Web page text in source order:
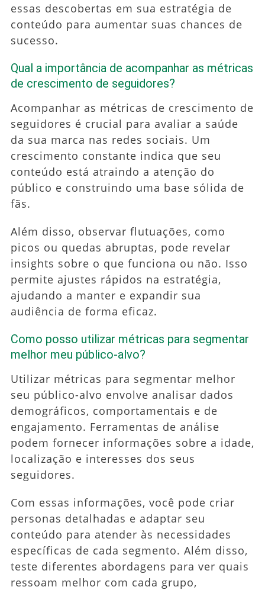
essas descobertas em sua estratégia de
conteúdo para aumentar suas chances de
sucesso.
Qual a importância de acompanhar as métricas
de crescimento de seguidores?
Acompanhar as métricas de crescimento de
seguidores é crucial para avaliar a saúde
da sua marca nas redes sociais. Um
crescimento constante indica que seu
conteúdo está atraindo a atenção do
público e construindo uma base sólida de
fãs.
Além disso, observar flutuações, como
picos ou quedas abruptas, pode revelar
insights sobre o que funciona ou não. Isso
permite ajustes rápidos na estratégia,
ajudando a manter e expandir sua
audiência de forma eficaz.
Como posso utilizar métricas para segmentar
melhor meu público-alvo?
Utilizar métricas para segmentar melhor
seu público-alvo envolve analisar dados
demográficos, comportamentais e de
engajamento. Ferramentas de análise
podem fornecer informações sobre a idade,
localização e interesses dos seus
seguidores.
Com essas informações, você pode criar
personas detalhadas e adaptar seu
conteúdo para atender às necessidades
específicas de cada segmento. Além disso,
teste diferentes abordagens para ver quais
ressoam melhor com cada grupo,